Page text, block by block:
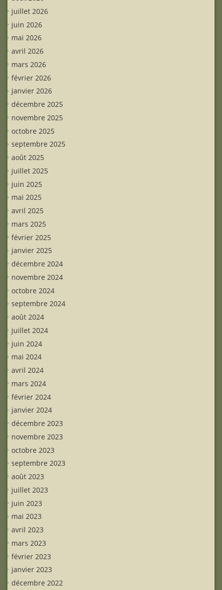
juillet 2026
juin 2026
mai 2026
avril 2026
mars 2026
février 2026
janvier 2026
décembre 2025
novembre 2025
octobre 2025
septembre 2025
août 2025
juillet 2025
juin 2025
mai 2025
avril 2025
mars 2025
février 2025
janvier 2025
décembre 2024
novembre 2024
octobre 2024
septembre 2024
août 2024
juillet 2024
juin 2024
mai 2024
avril 2024
mars 2024
février 2024
janvier 2024
décembre 2023
novembre 2023
octobre 2023
septembre 2023
août 2023
juillet 2023
juin 2023
mai 2023
avril 2023
mars 2023
février 2023
janvier 2023
décembre 2022